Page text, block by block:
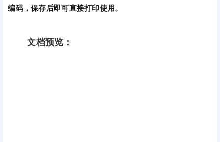
编码，保存后即可直接打印使用。
文档预览：